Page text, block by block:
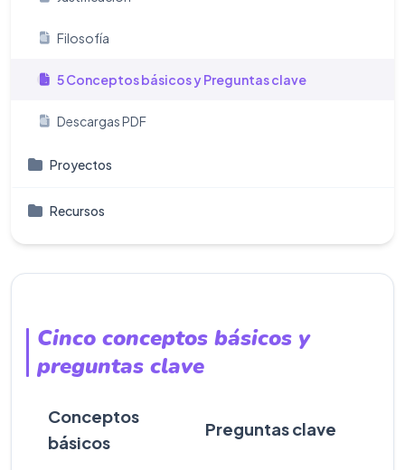
Filosofía
5 Conceptos básicos y Preguntas clave
Descargas PDF
Proyectos
Recursos
Cinco conceptos básicos y
preguntas clave
Conceptos
básicos
Preguntas clave